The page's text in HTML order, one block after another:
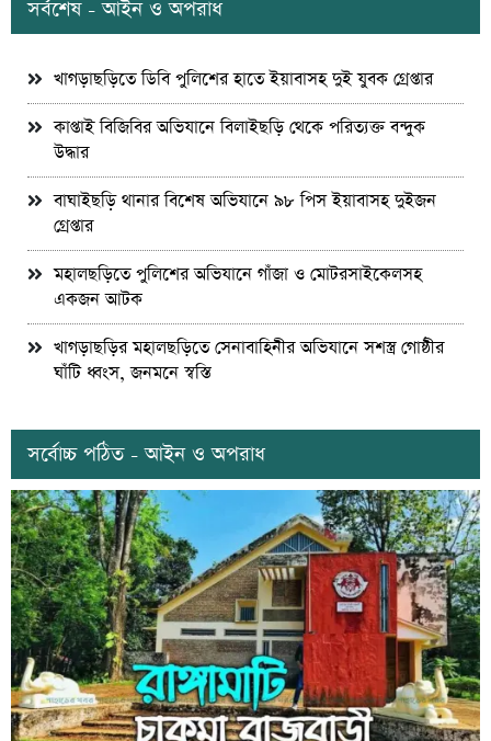
সর্বশেষ - আইন ও অপরাধ
খাগড়াছড়িতে ডিবি পুলিশের হাতে ইয়াবাসহ দুই যুবক গ্রেপ্তার
কাপ্তাই বিজিবির অভিযানে বিলাইছড়ি থেকে পরিত্যক্ত বন্দুক
উদ্ধার
বাঘাইছড়ি থানার বিশেষ অভিযানে ৯৮ পিস ইয়াবাসহ দুইজন
গ্রেপ্তার
মহালছড়িতে পুলিশের অভিযানে গাঁজা ও মোটরসাইকেলসহ
একজন আটক
খাগড়াছড়ির মহালছড়িতে সেনাবাহিনীর অভিযানে সশস্ত্র গোষ্ঠীর
ঘাঁটি ধ্বংস, জনমনে স্বস্তি
সর্বোচ্চ পঠিত - আইন ও অপরাধ